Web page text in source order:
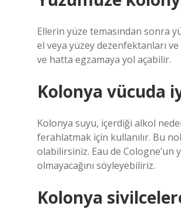
Ellerin yüze temasından sonra
el veya yüzey dezenfektanları
ve hatta egzamaya yol açabilir.
Kolonya vücuda
Kolonya suyu, içerdiği alkol
ferahlatmak için kullanılır. Bu
olabilirsiniz. Eau de Cologne’un
olmayacağını söyleyebiliriz.
Kolonya